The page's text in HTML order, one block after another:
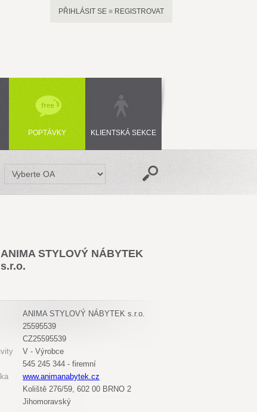
PŘIHLÁSIT SE ■ REGISTROVAT
POPTÁVKY KLIENTSKÁ SEKCE
ANIMA STYLOVÝ NÁBYTEK
s.r.o.
ANIMA STYLOVÝ NÁBYTEK s.r.o.
25595539
CZ25595539
V - Výrobce
545 245 344 - firemní
www.animanabytek.cz
Koliště 276/59, 602 00 BRNO 2
Jihomoravský